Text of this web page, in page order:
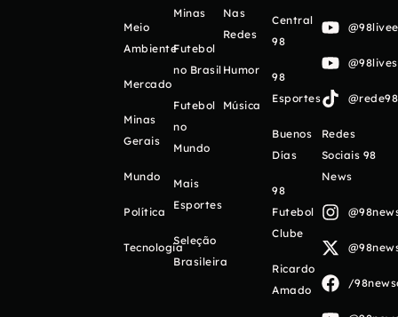
Meio
Ambiente
Mercado
Minas
Gerais
Mundo
Política
Tecnologia
Minas
Futebol
no Brasil
Futebol
no
Mundo
Mais
Esportes
Seleção
Brasileira
Nas
Redes
Humor
Música
Central
98
98
Esportes
Buenos
Días
98
Futebol
Clube
Ricardo
Amado
Redes
Sociais 98
News
/